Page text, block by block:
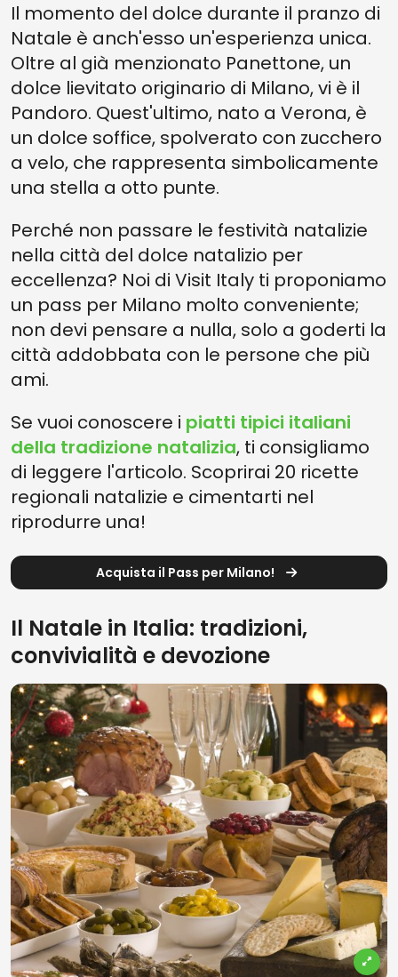
Il momento del dolce durante il pranzo di
Natale è anch'esso un'esperienza unica.
Oltre al già menzionato Panettone, un
dolce lievitato originario di Milano, vi è il
Pandoro. Quest'ultimo, nato a Verona, è
un dolce soffice, spolverato con zucchero
a velo, che rappresenta simbolicamente
una stella a otto punte.
Perché non passare le festività natalizie
nella città del dolce natalizio per
eccellenza? Noi di Visit Italy ti proponiamo
un pass per Milano molto conveniente;
non devi pensare a nulla, solo a goderti la
città addobbata con le persone che più
ami.
Se vuoi conoscere i piatti tipici italiani
della tradizione natalizia, ti consigliamo
di leggere l'articolo. Scoprirai 20 ricette
regionali natalizie e cimentarti nel
riprodurre una!
Acquista il Pass per Milano!
Il Natale in Italia: tradizioni,
convivialità e devozione